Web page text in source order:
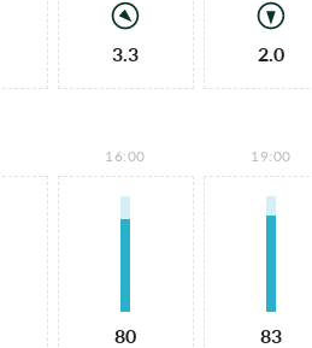
3.3 2.0
16:00
80
19:00
83